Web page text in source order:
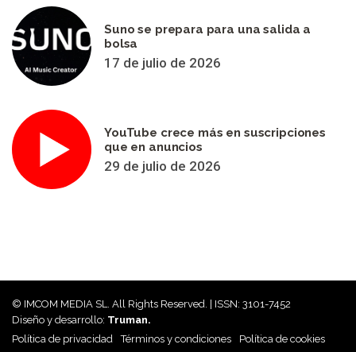
Suno se prepara para una salida a
bolsa
17 de julio de 2026
YouTube crece más en suscripciones
que en anuncios
29 de julio de 2026
© IMCOM MEDIA SL. All Rights Reserved. | ISSN: 3101-7452
Diseño y desarrollo: Truman.
Política de privacidad
Términos y condiciones Política de cookies